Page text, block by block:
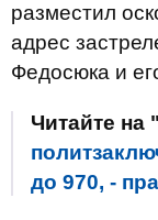
разместил
адрес
Федосюка и
Читайте на
до 970, -